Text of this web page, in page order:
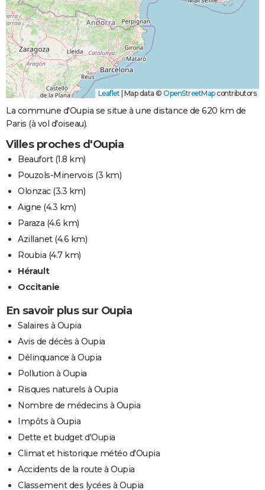
Leaflet Map data © OpenStreetMapcontributors
La commune d'Oupia se situe à une distance de 620 km de
Paris (à vol d'oiseau).
Villes proches d'Oupia
Beaufort(1.8 km)
Pouzols-Minervois (3 km)
Olonzac(3.3 km)
Aigne (4.3 km)
Paraza (4.6 km)
Azillanet(4.6 km)
Roubia (4.7 km)
Hérault
Occitanie
En savoir plus sur Oupia
Salaires à Oupia
Avis de décès à Oupia
Délinquance à Oupia
Pollution à Oupia
Risques naturels à Oupia
Nombre de médecins à Oupia
Impôts à Oupia
Dette et budget d'Oupia
Climat et historique météo d'Oupia
Accidents de la route à Oupia
Classement des lycées à Oupia